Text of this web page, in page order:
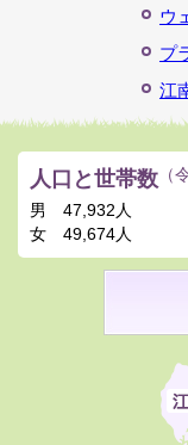
ウ
プ
江
人口と世帯数 （
男
47,932人
女
49,674人